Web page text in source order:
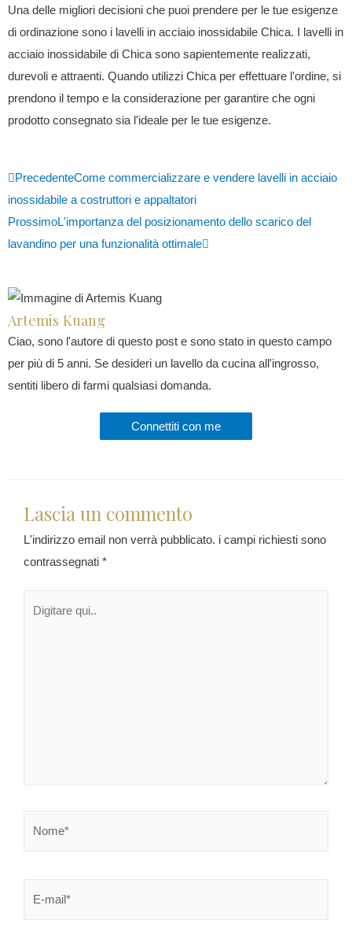
Una delle migliori decisioni che puoi prendere per le tue esigenze
di ordinazione sono i lavelli in acciaio inossidabile Chica. I lavelli in
acciaio inossidabile di Chica sono sapientemente realizzati,
durevoli e attraenti. Quando utilizzi Chica per effettuare l'ordine, si
prendono il tempo e la considerazione per garantire che ogni
prodotto consegnato sia l'ideale per le tue esigenze.
PrecedenteCome commercializzare e vendere lavelli in acciaio
inossidabile a costruttori e appaltatori
ProssimoL'importanza del posizionamento dello scarico del
lavandino per una funzionalità ottimale
Artemis Kuang
Ciao, sono l'autore di questo post e sono stato in questo campo
per più di 5 anni. Se desideri un lavello da cucina all'ingrosso,
sentiti libero di farmi qualsiasi domanda.
Connettiti con me
Lascia un commento
L'indirizzo email non verrà pubblicato. i campi richiesti sono
contrassegnati *